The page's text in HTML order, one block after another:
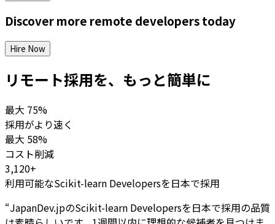
Discover more remote developerstoday
Hire Now
リモート採用を、もっと簡単に
最大 75%
採用がより速く
最大 58%
コスト削減
3,120+
利用可能なScikit-learn Developersを日本で採用
“JapanDev.jpのScikit-learn Developersを日本で採用の品質